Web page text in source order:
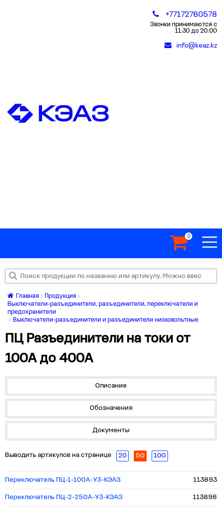
+77172760578
Звонки принимаются с
11:30 до 20:00
info@keaz.kz
0
Главная
Продукция
Выключатели-разъединители, разъединители, переключатели и
предохранители
Выключатели-разъединители и разъединители низковольтные
ПЦ Разъединители на токи от
100А до 400А
Описание
Обозначения
Документы
Выводить артикулов на странице 20 50 100
Переключатель ПЦ-1-100А-У3-КЭАЗ 113893
Переключатель ПЦ-2-250А-У3-КЭАЗ 113896